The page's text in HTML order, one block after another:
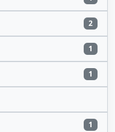
2
1
1
1